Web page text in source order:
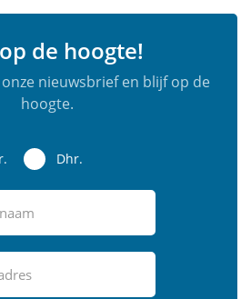
de hoogte!
nieuwsbrief en blijf op de
hoogte.
Dhr.